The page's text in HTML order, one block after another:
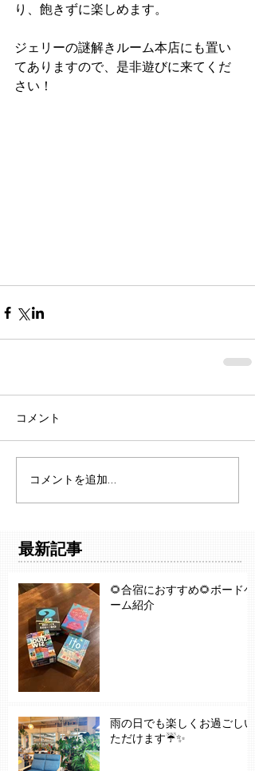
り、飽きずに楽しめます。
ジェリーの謎解きルーム本店にも置い
てありますので、是非遊びに来てくだ
さい！
コメント
コメントを追加…
最新記事
🌻合宿におすすめ🌻ボードゲ
ーム紹介
雨の日でも楽しくお過ごしい
ただけます☔✨